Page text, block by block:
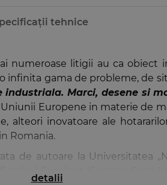
tehnice
litigii au ca obiect
infinita gama de probleme, de
Marci, desene si
Europene in materie de
alteori inovatoare ale
Romania.
de autoare la Universitatea
Excelent (Summa Cum
detalii